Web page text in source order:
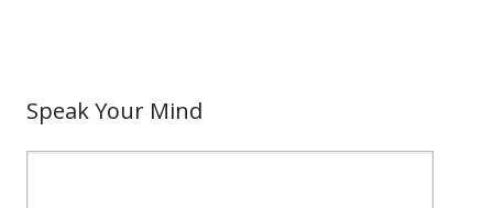
Speak Your Mind